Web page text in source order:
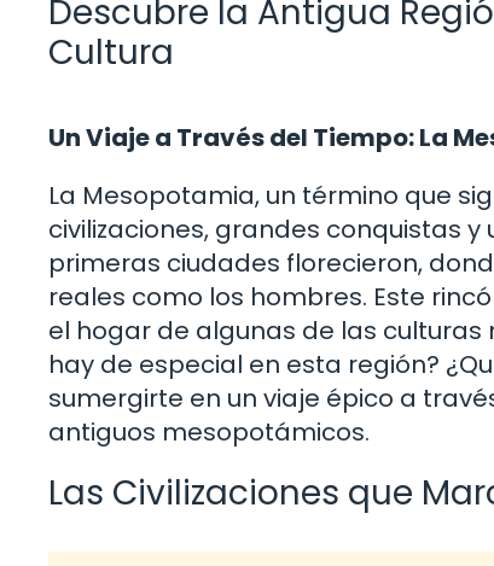
Descubre la Antigua
Cultura
Un Viaje a Través del Tiempo: La
La Mesopotamia, un término que
civilizaciones, grandes conquistas
primeras ciudades florecieron,
reales como los hombres. Este
el hogar de algunas de las culturas
hay de especial en esta región?
sumergirte en un viaje épico a
antiguos mesopotámicos.
Las Civilizaciones que